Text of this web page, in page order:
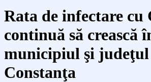
Rata de infectare cu
continuă să crească
municipiul şi judeţul
Constanţa